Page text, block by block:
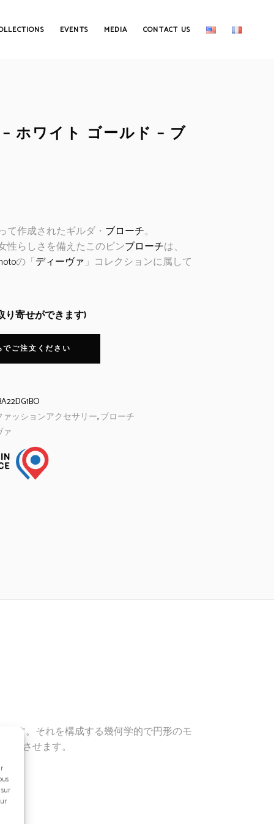
EVENTS MEDIA CONTACT US
ホワイト ゴールド – ブ
て作成されたギルダ・ ブローチ。
性らしさを備えたこのピンブローチは、
の「ディーヴァ」コレクションに属して
り寄せができます)
でご注文ください
ァッションアクセサリー,ブローチ
ァ
す。それを構成する幾何学的で円形のモ
こさせます。